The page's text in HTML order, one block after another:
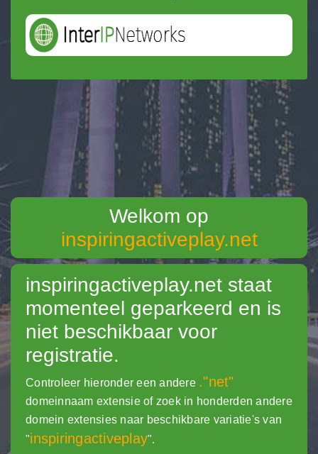
Welkom op
inspiringactiveplay.net
inspiringactiveplay.net staat
momenteel geparkeerd en is
niet beschikbaar voor
registratie.
Controleer hieronder een andere ."net"
domeinnaam extensie of zoek in honderden andere
domein extensies naar beschikbare variatie's van
"inspiringactiveplay".